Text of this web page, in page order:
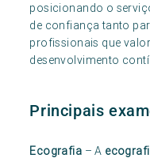
posicionando o
de confiança tanto
profissionais que
desenvolvimento
Principais
Ecografia – A